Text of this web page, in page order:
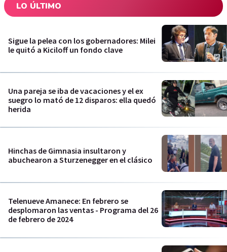
LO ÚLTIMO
Sigue la pelea con los gobernadores: Milei
le quitó a Kiciloff un fondo clave
Una pareja se iba de vacaciones y el ex
suegro lo mató de 12 disparos: ella quedó
herida
Hinchas de Gimnasia insultaron y
abuchearon a Sturzenegger en el clásico
Telenueve Amanece: En febrero se
desplomaron las ventas - Programa del 26
de febrero de 2024